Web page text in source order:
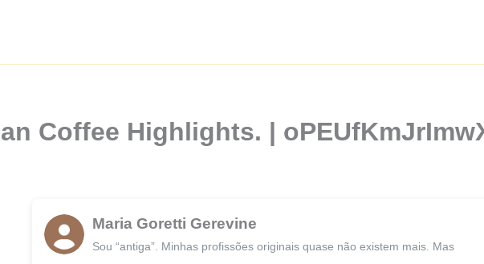
Coffee Highlights. |
Maria Goretti Gerevine
Sou “antiga”. Minhas profissões originais quase não existem mais. Mas